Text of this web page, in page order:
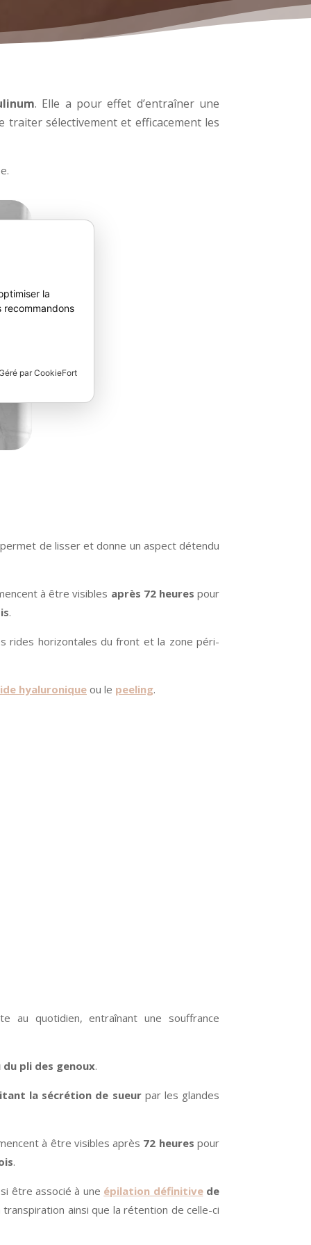
. Elle a pour effet d’entraîner une
traiter sélectivement et efficacement les
de lisser et donne un aspect détendu
à être visibles après 72 heures pour
.
rides horizontales du front et la zone péri-
hyaluronique ou le peeling.
au quotidien, entraînant une souffrance
pli des genoux.
la sécrétion de sueurpar les glandes
à être visibles après 72 heures pour
.
être associé à une épilation définitivede
ainsi que la rétention de celle-ci